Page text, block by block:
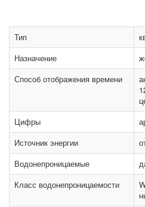
Тип
Назначение
Способ отображения времени
Цифры
Источник энергии
Водонепроницаемые
Класс водонепроницаемости